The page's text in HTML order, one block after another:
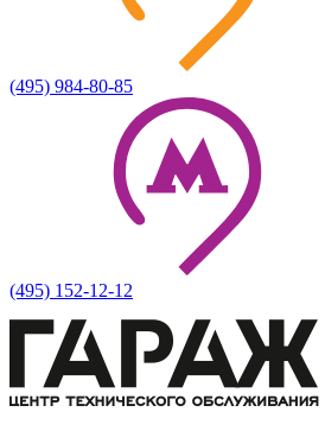
(495) 984-80-85
(495) 152-12-12